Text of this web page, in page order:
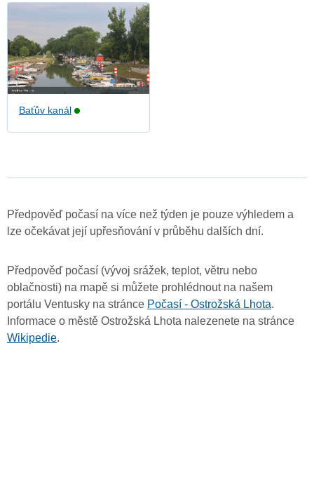
Baťův kanál
Předpověď počasí na více než týden je pouze výhledem a
lze očekávat její upřesňování v průběhu dalších dní.
Předpověď počasí (vývoj srážek, teplot, větru nebo
oblačnosti) na mapě si můžete prohlédnout na našem
portálu Ventusky na stránce Počasí - Ostrožská Lhota.
Informace o městě Ostrožská Lhota nalezenete na stránce
Wikipedie.